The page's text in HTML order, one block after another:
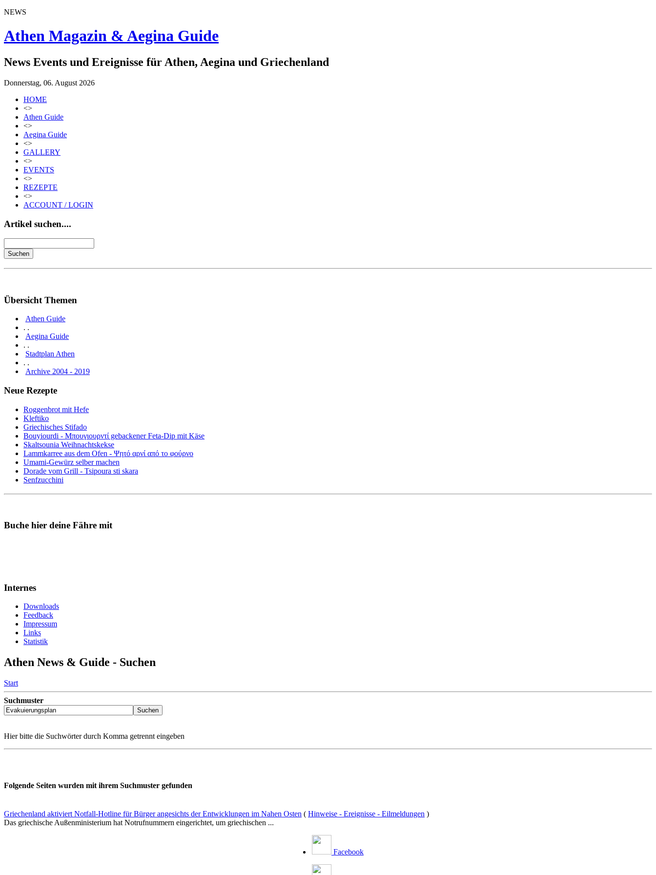
NEWS
Athen Magazin & Aegina Guide
News Events und Ereignisse für Athen, Aegina und Griechenland
Donnerstag, 06. August 2026
HOME
<>
Athen Guide
<>
Aegina Guide
<>
GALLERY
<>
EVENTS
<>
REZEPTE
<>
ACCOUNT / LOGIN
Artikel suchen....
Übersicht Themen
Athen Guide
. .
Aegina Guide
. .
Stadtplan Athen
. .
Archive 2004 - 2019
Neue Rezepte
Roggenbrot mit Hefe
Kleftiko
Griechisches Stifado
Bouyiourdi - Μπουγιουρντί gebackener Feta-Dip mit Käse
Skaltsounia Weihnachtskekse
Lammkarree aus dem Ofen - Ψητό αρνί από το φούρνο
Umami-Gewürz selber machen
Dorade vom Grill - Tsipoura sti skara
Senfzucchini
Buche hier deine Fähre mit
Internes
Downloads
Feedback
Impressum
Links
Statistik
Athen News & Guide - Suchen
Start
Suchmuster
Hier bitte die Suchwörter durch Komma getrennt eingeben
Folgende Seiten wurden mit ihrem Suchmuster gefunden
Griechenland aktiviert Notfall-Hotline für Bürger angesichts der Entwicklungen im Nahen Osten ( Hinweise - Ereignisse - Eilmeldungen )
Das griechische Außenministerium hat Notrufnummern eingerichtet, um griechischen ...
Facebook